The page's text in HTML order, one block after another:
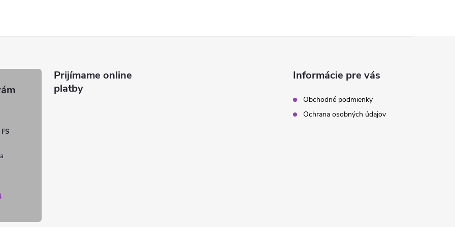
Prijímame online
platby
Informácie pre vás
Obchodné podmienky
Ochrana osobných údajov